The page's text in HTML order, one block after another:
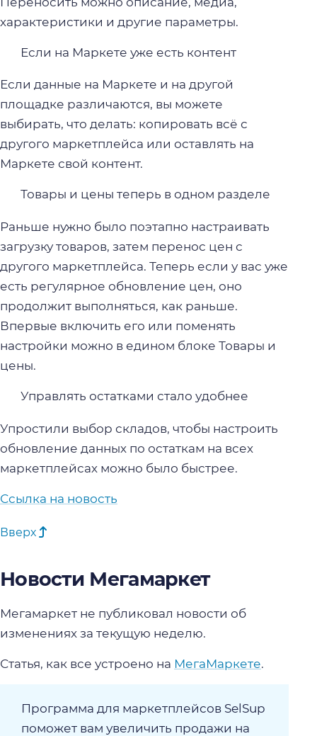
характеристики и другие параметры.
Если на Маркете уже есть контент
Если данные на Маркете и на другой
площадке различаются, вы можете
выбирать, что делать: копировать всё с
другого маркетплейса или оставлять на
Маркете свой контент.
Товары и цены теперь в одном разделе
Раньше нужно было поэтапно настраивать
загрузку товаров, затем перенос цен с
другого маркетплейса. Теперь если у вас уже
есть регулярное обновление цен, оно
продолжит выполняться, как раньше.
Впервые включить его или поменять
настройки можно в едином блоке Товары и
цены.
Управлять остатками стало удобнее
Упростили выбор складов, чтобы настроить
обновление данных по остаткам на всех
маркетплейсах можно было быстрее.
Ссылка на новость
Вверх
Новости Мегамаркет
Мегамаркет не публиковал новости об
изменениях за текущую неделю.
Статья, как все устроено на МегаМаркете.
Программа для маркетплейсов SelSup
поможет вам увеличить продажи на